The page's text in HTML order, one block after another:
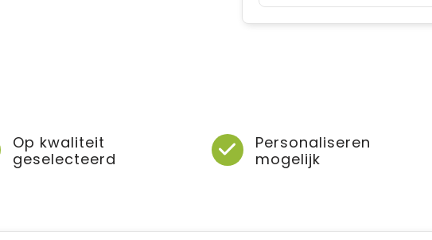
Op kwaliteit
geselecteerd
Personaliseren
mogelijk